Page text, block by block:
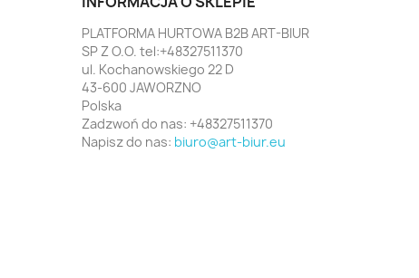
PLATFORMA HURTOWA B2B ART-BIUR
SP Z O.O. tel:+48327511370
ul. Kochanowskiego 22 D
43-600 JAWORZNO
Polska
Zadzwoń do nas: +48327511370
Napisz do nas: biuro@art-biur.eu